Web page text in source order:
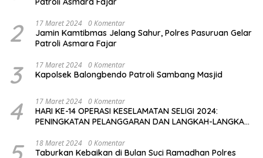
2 17 Maret 2024 0 Komentar
Jamin Kamtibmas Jelang Sahur, Polres Pasuruan Gelar
Patroli Asmara Fajar
3 17 Maret 2024 0 Komentar
Kapolsek Balongbendo Patroli Sambang Masjid
4 17 Maret 2024 0 Komentar
HARI KE-14 OPERASI KESELAMATAN SELIGI 2024:
PENINGKATAN PELANGGARAN DAN LANGKAH-LANGKAH
18 Maret 2024 0 Komentar
Taburkan Kebaikan di Bulan Suci Ramadhan Polres